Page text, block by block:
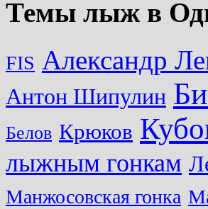
Темы лыж в
FIS Александр
Антон Шипулин
Белов Крюков
лыжным гонкам
Манжосовская гонка